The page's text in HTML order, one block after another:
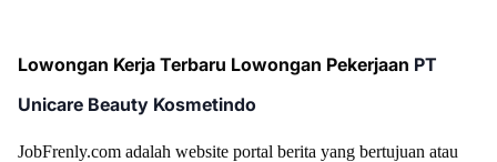
Lowongan Kerja Terbaru Lowongan Pekerjaan PT
Unicare Beauty Kosmetindo
JobFrenly.com adalah website portal berita yang bertujuan atau